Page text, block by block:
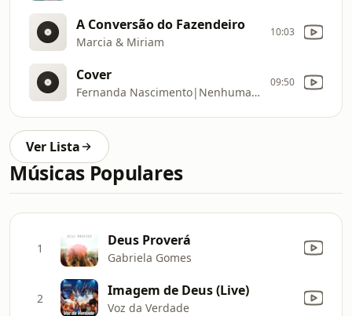
A Conversão do Fazendeiro
Marcia & Miriam
10:03
Cover
Fernanda Nascimento|Nenhuma condenação há
09:50
Ver Lista
Músicas Populares
1 Deus Proverá
Gabriela Gomes
2 Imagem de Deus (Live)
Voz da Verdade